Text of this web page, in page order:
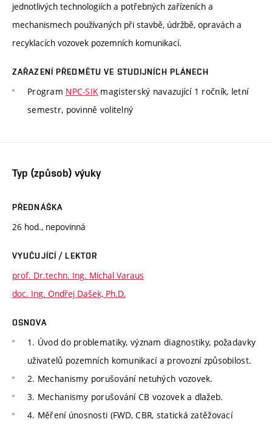
jednotlivých technologiích a potřebných zařízeních a
mechanismech používaných při stavbě, údržbě, opravách a
recyklacích vozovek pozemních komunikací.
ZAŘAZENÍ PŘEDMĚTU VE STUDIJNÍCH PLÁNECH
Program NPC-SIKmagisterský navazující 1 ročník, letní
semestr, povinně volitelný
Typ (způsob) výuky
PŘEDNÁŠKA
26 hod., nepovinná
VYUČUJÍCÍ / LEKTOR
prof. Dr.techn. Ing. Michal Varaus
doc. Ing. Ondřej Dašek, Ph.D.
OSNOVA
1. Úvod do problematiky, význam diagnostiky, požadavky
uživatelů pozemních komunikací a provozní způsobilost.
2. Mechanismy porušování netuhých vozovek.
3. Mechanismy porušování CB vozovek a dlažeb.
4. Měření únosnosti (FWD, CBR, statická zatěžovací